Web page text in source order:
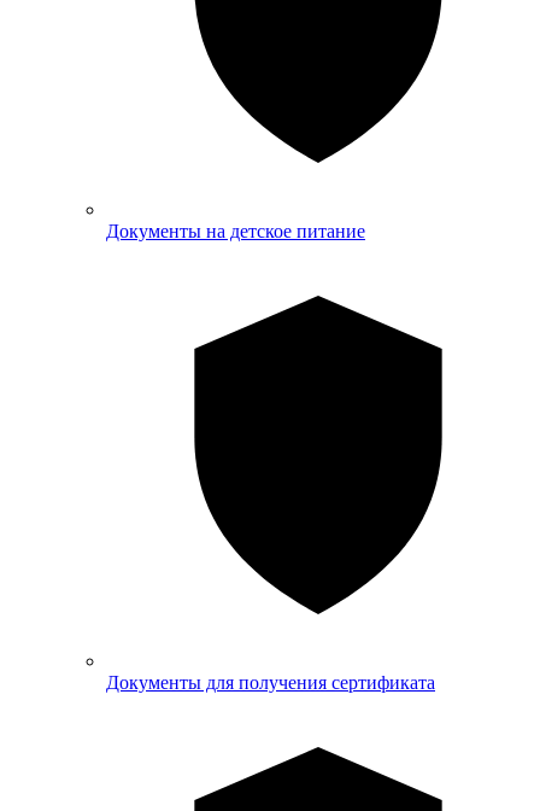
Документы на детское питание
Документы для получения сертификата